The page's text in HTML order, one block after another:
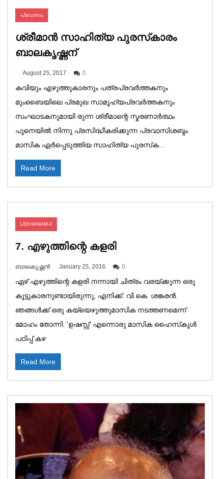
പ്രവാസം
ശ്രീമാൻ സാഹിത്യ പുരസ്‌കാരം
ബാലകൃഷ്ണന്
August 25, 2017 0
കവിയും എഴുത്തുകാരനും പത്രപ്രവർത്തകനും
മുംബൈയിലെ പ്രമുഖ സാമൂഹ്യപ്രവർത്തകനും
സംഘാടകനുമായി രുന്ന ശ്രീമാന്റെ സ്മരണാർത്ഥം
പൂനെയിൽ നിന്നു പ്രസിദ്ധീകരിക്കുന്ന പ്രവാസിശബ്ദം
മാസിക ഏർപ്പെടുത്തിയ സാഹിത്യ പുരസ്‌ക...
Read More
LEKHANAM-3
7. എഴുത്തിന്റെ കളരി
ബാലകൃഷ്ണൻ January 25, 2016 0
ഏഴ് എഴുത്തിന്റെ കളരി നന്നായി ചിത്രം വരയ്ക്കുന്ന ഒരു
കൂട്ടുകാരനുണ്ടായിരുന്നു, എനിക്ക്. വി.കെ. ശങ്കരൻ.
ഞങ്ങൾക്ക് ഒരു കയ്യെഴുത്തുമാസിക നടത്തണമെന്ന്
മോഹം തോന്നി. 'ഉഷസ്സ്' എന്നൊരു മാസിക ഹൈസ്‌കൂൾ
പഠിപ്പ് കഴ
Read More